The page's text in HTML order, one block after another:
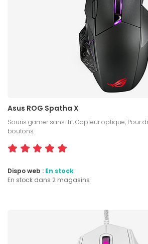
Asus ROG Spatha X
Souris gamer sans-fil, Capteur optique, Pour
boutons
Dispo web : En stock
En stock dans 2 magasins